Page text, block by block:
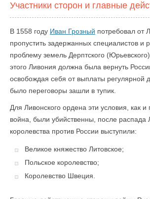
Участники сторон и главные
В 1558 году Иван Грозный потребовал от
пропустить задержанных специалистов и
проблему земель Дерптского
этого Ливония должна была вернуть
освобождая себя от выплаты регулярной
было переговоры зашли в тупик.
Для Ливонского ордена эти условия, как
война, были убийственны, после распада
королевства против России выступили:
Великое княжество Литовское;
Польское королевство;
Королевство Швеция.